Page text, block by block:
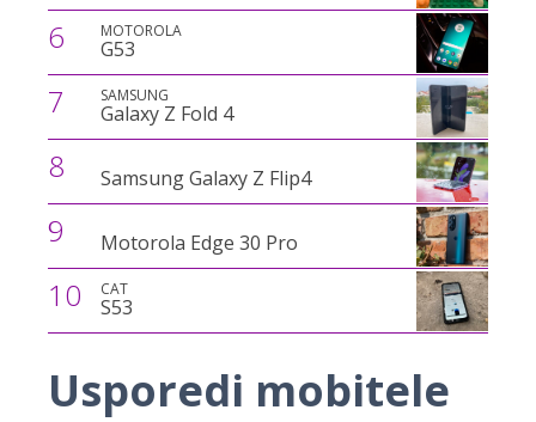
6 MOTOROLA
G53
7 SAMSUNG
Galaxy Z Fold 4
8 Samsung Galaxy Z Flip4
9 Motorola Edge 30 Pro
10 CAT
S53
Usporedi mobitele